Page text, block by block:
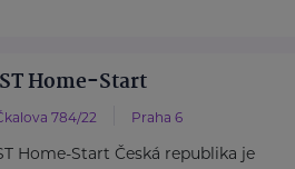
Home-Start
784/22 Praha 6
Home-Start Česká republika je